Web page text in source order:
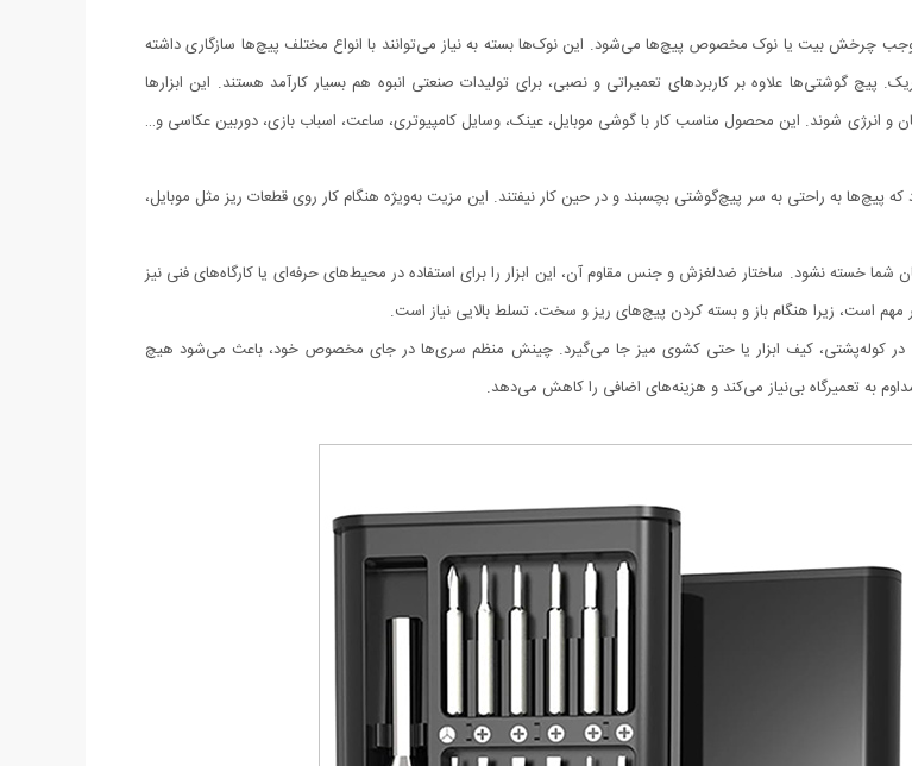
در داخل آن موجب چرخش بیت یا نوک مخصوص پیچ‌ها می‌شود. این نوک‌ها بسته به نیاز می‌توانند با انواع مختلف پیچ‌ها سازگاری داشته
گوشتی‌ها علاوه بر کاربردهای تعمیراتی و نصبی، برای تولیدات صنعتی انبوه هم بسیار کارآمد هستند. این ابزارها
و انرژی شوند. این محصول مناسب کار با گوشی موبایل، عینک، وسایل کامپیوتری، ساعت، اسباب بازی، دوربین عکاسی و…
به راحتی به سر پیچ‌گوشتی بچسبند و در حین کار نیفتند. این مزیت به‌ویژه هنگام کار روی قطعات ریز مثل موبایل،
خسته نشود. ساختار ضدلغزش و جنس مقاوم آن، این ابزار را برای استفاده در محیط‌های حرفه‌ای یا کارگاه‌های فنی نیز
است، زیرا هنگام باز و بسته کردن پیچ‌های ریز و سخت، تسلط بالایی نیاز است.
در کوله‌پشتی، کیف ابزار یا حتی کشوی میز جا می‌گیرد. چینش منظم سری‌ها در جای مخصوص خود، باعث می‌شود هیچ
به تعمیرگاه بی‌نیاز می‌کند و هزینه‌های اضافی را کاهش می‌دهد.